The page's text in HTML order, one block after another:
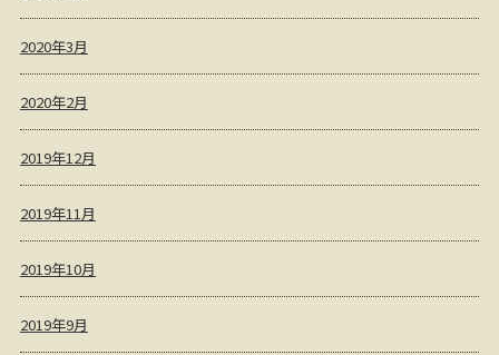
2020年3月
2020年2月
2019年12月
2019年11月
2019年10月
2019年9月